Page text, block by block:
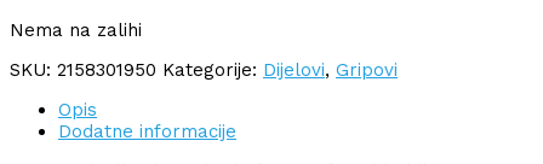
Nema na zalihi
SKU: 2158301950 Kategorije: Dijelovi, Gripovi
Opis
Dodatne informacije